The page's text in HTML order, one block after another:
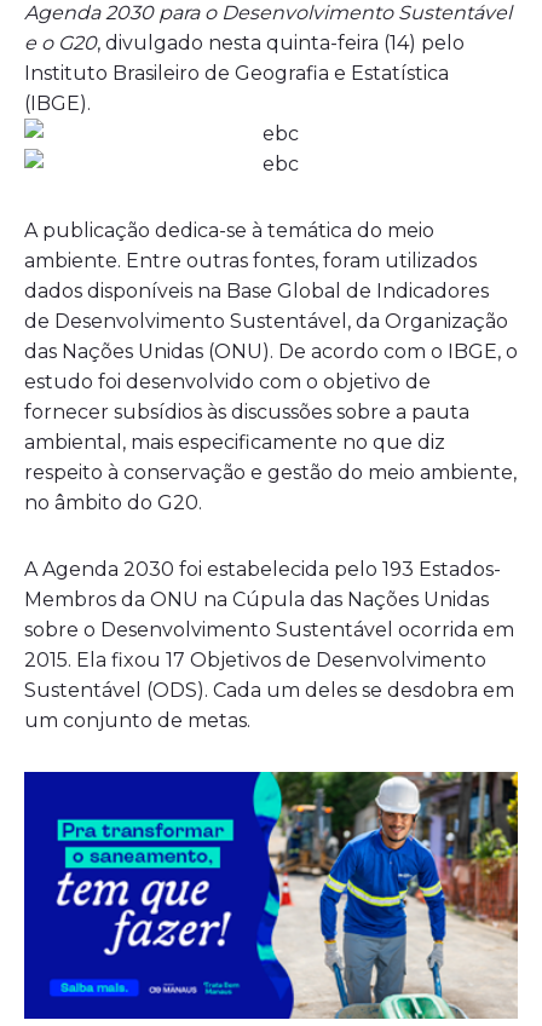
Agenda 2030 para o Desenvolvimento Sustentável
e o G20, divulgado nesta quinta-feira (14) pelo
Instituto Brasileiro de Geografia e Estatística
(IBGE).
A publicação dedica-se à temática do meio
ambiente. Entre outras fontes, foram utilizados
dados disponíveis na Base Global de Indicadores
de Desenvolvimento Sustentável, da Organização
das Nações Unidas (ONU). De acordo com o IBGE, o
estudo foi desenvolvido com o objetivo de
fornecer subsídios às discussões sobre a pauta
ambiental, mais especificamente no que diz
respeito à conservação e gestão do meio ambiente,
no âmbito do G20.
A Agenda 2030 foi estabelecida pelo 193 Estados-
Membros da ONU na Cúpula das Nações Unidas
sobre o Desenvolvimento Sustentável ocorrida em
2015. Ela fixou 17 Objetivos de Desenvolvimento
Sustentável (ODS). Cada um deles se desdobra em
um conjunto de metas.